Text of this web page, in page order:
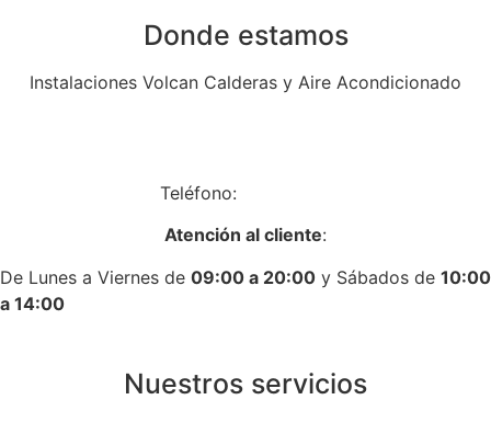
Donde estamos
Instalaciones Volcan Calderas y Aire Acondicionado
Teléfono:
Atención al cliente:
De Lunes a Viernes de 09:00 a 20:00 y Sábados de 10:00
a 14:00
Nuestros servicios